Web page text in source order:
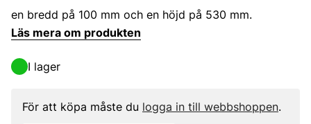
en bredd på 100 mm och en höjd på 530 mm.
Läs mera om produkten
I lager
För att köpa måste du logga in till webbshoppen.